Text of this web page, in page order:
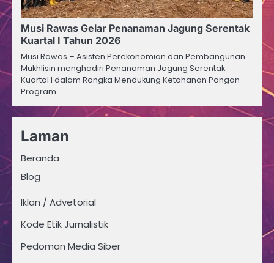
Musi Rawas Gelar Penanaman Jagung Serentak
Kuartal I Tahun 2026
Musi Rawas – Asisten Perekonomian dan Pembangunan
Mukhlisin menghadiri Penanaman Jagung Serentak
Kuartal I dalam Rangka Mendukung Ketahanan Pangan
Program…
Laman
Beranda
Blog
Iklan / Advetorial
Kode Etik Jurnalistik
Pedoman Media Siber